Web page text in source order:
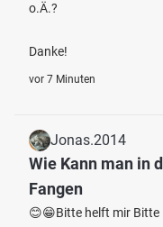
o.Ä.?
Danke!
vor 7 Minuten
Jonas.2014
Wie Kann man in
Fangen
😊😁Bitte helft mir Bitte